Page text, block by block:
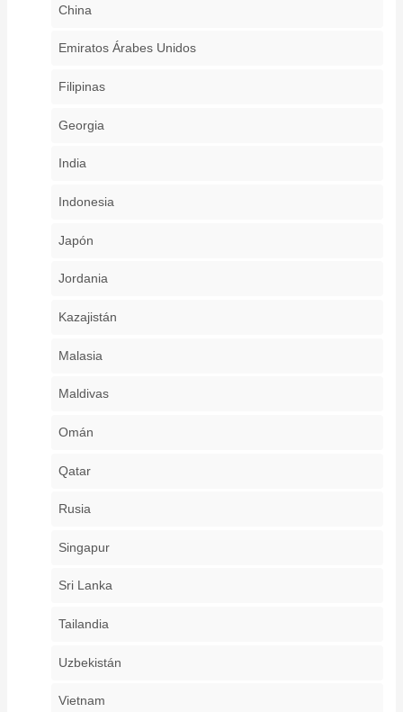
China
Emiratos Árabes Unidos
Filipinas
Georgia
India
Indonesia
Japón
Jordania
Kazajistán
Malasia
Maldivas
Omán
Qatar
Rusia
Singapur
Sri Lanka
Tailandia
Uzbekistán
Vietnam